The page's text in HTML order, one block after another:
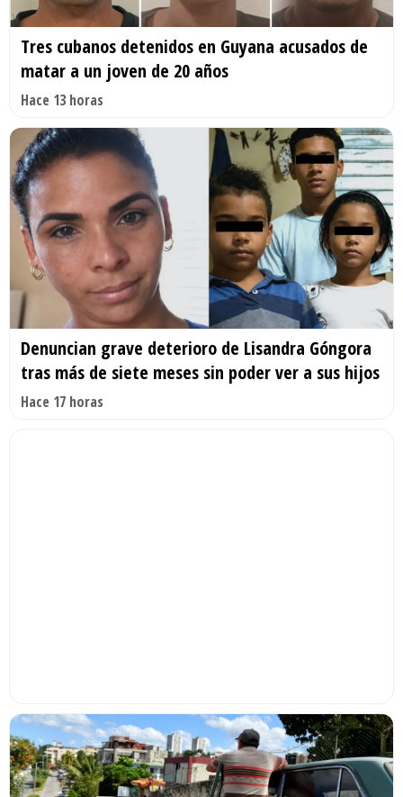
Tres cubanos detenidos en Guyana acusados de
matar a un joven de 20 años
Hace 13 horas
Denuncian grave deterioro de Lisandra Góngora
tras más de siete meses sin poder ver a sus hijos
Hace 17 horas